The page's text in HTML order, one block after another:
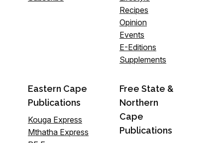
Recipes
Opinion
Events
E-Editions
Supplements
Eastern Cape
Publications
Kouga Express
Mthatha Express
Free State &
Northern
Cape
Publications